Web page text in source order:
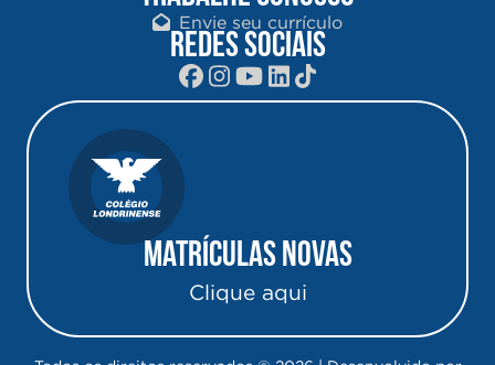
Envie seu currículo
REDES SOCIAIS
Matrículas Novas
Clique aqui